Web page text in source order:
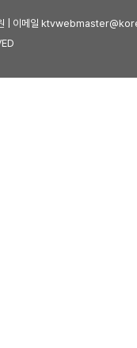
원 | 이메일